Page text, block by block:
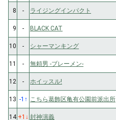
8
- ライジングインパクト
9
- BLACK CAT
10
- シャーマンキング
11
- 無頼男 -ブレーメン-
12
- ホイッスル!
13 -1 ↑ こちら葛飾区亀有公園前派出所
14 +1 ↓ 封神演義